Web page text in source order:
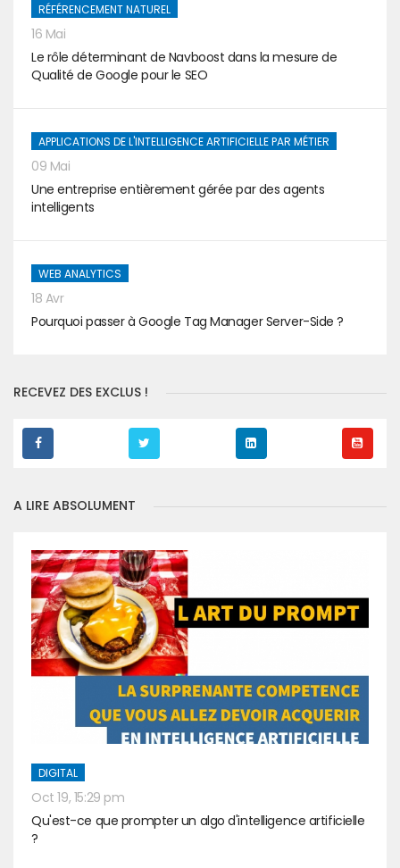
RÉFÉRENCEMENT NATUREL
16 Mai
Le rôle déterminant de Navboost dans la mesure de
Qualité de Google pour le SEO
APPLICATIONS DE L'INTELLIGENCE ARTIFICIELLE PAR MÉTIER
09 Mai
Une entreprise entièrement gérée par des agents
intelligents
WEB ANALYTICS
18 Avr
Pourquoi passer à Google Tag Manager Server-Side ?
RECEVEZ DES EXCLUS !
A LIRE ABSOLUMENT
DIGITAL
Oct 19, 15:29 pm
Qu'est-ce que prompter un algo d'intelligence artificielle
?